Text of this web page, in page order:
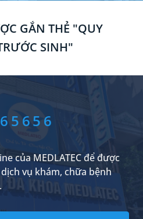
GẮN THẺ "QUY
SINH"
của MEDLATEC để được
vụ khám, chữa bệnh